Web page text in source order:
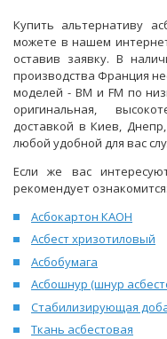
Купить альтернативу
можете в нашем
оставив заявку. В
производства Франция
моделей - ВМ и FM по
оригинальная,
доставкой в Киев,
любой удобной для вас
Если же вас
рекомендует ознакомится:
Асбокартон КАОН
Асбест хризотиловый
Асбобумага
Асбошнур (шнур
Стабилизирующая
Ткань асбестовая